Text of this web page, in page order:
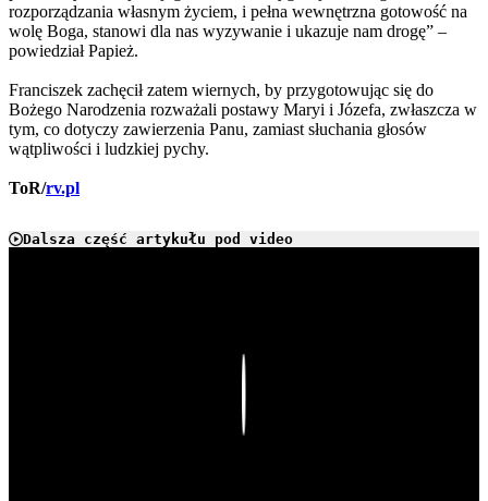
rozporządzania własnym życiem, i pełna wewnętrzna gotowość na
wolę Boga, stanowi dla nas wyzywanie i ukazuje nam drogę” –
powiedział Papież.
Franciszek zachęcił zatem wiernych, by przygotowując się do
Bożego Narodzenia rozważali postawy Maryi i Józefa, zwłaszcza w
tym, co dotyczy zawierzenia Panu, zamiast słuchania głosów
wątpliwości i ludzkiej pychy.
ToR/rv.pl
Dalsza część artykułu pod video